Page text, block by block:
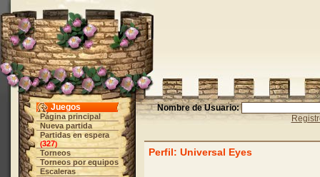
Juegos
Página principal
Nueva partida
Partidas en espera
(327)
Torneos
Torneos por equipos
Escaleras
Nombre de Usuario:
Perfil: Universal Eyes